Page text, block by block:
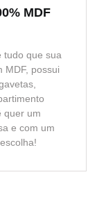
MDF
tudo que sua
MDF, possui
quer um
e com um